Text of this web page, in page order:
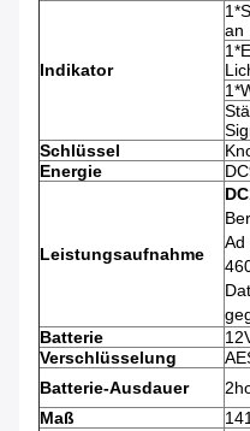
Indikator
an
Schlüssel
Energie
Leistungsaufnahme
Ad
Batterie
Verschlüsselung
Batterie-Ausdauer
Maß